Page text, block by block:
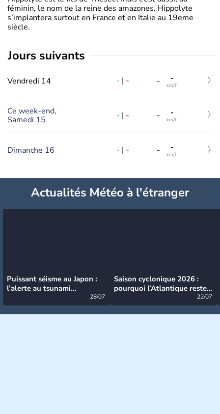
féminin, le nom de la reine des amazones. Hippolyte
s’implantera surtout en France et en Italie au 19eme
siècle.
jours suivants
Vendredi 14 - | - - -
km/h
Ce week-end,
Samedi 15
- | - - -
km/h
Dimanche 16 - | - - -
km/h
Actualités Météo à l'étranger
Puissant séisme au Japon :
l’alerte au tsunami
28/07
Saison cyclonique 2026 :
pourquoi l’Atlantique reste
22/07